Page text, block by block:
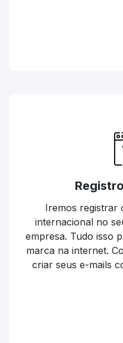
Iremos registrar
internacional no
empresa. Tudo isso
marca na internet.
criar seus e-mails